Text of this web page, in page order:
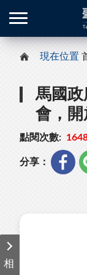
現在位置
馬國
會，開
點閱次數:
分享：
相